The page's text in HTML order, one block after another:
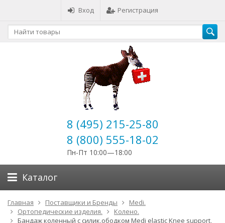
Вход Регистрация
8 (495) 215-25-80
8 (800) 555-18-02
Пн-Пт 10:00—18:00
Каталог
Главная Поставщики и Бренды
Medi.
Ортопедические изделия.
Колено.
Бандаж коленный c силик.ободком Medi elastic Knee support,